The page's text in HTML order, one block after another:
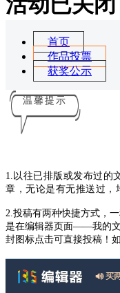
首页
作品投票
获奖公示
温馨提示
1. 以往已排版或发布过的
章，无论是有无推送过，
2.投稿有两种快捷方式，
是在编辑器页面——我的
封图标点击可直接投稿！